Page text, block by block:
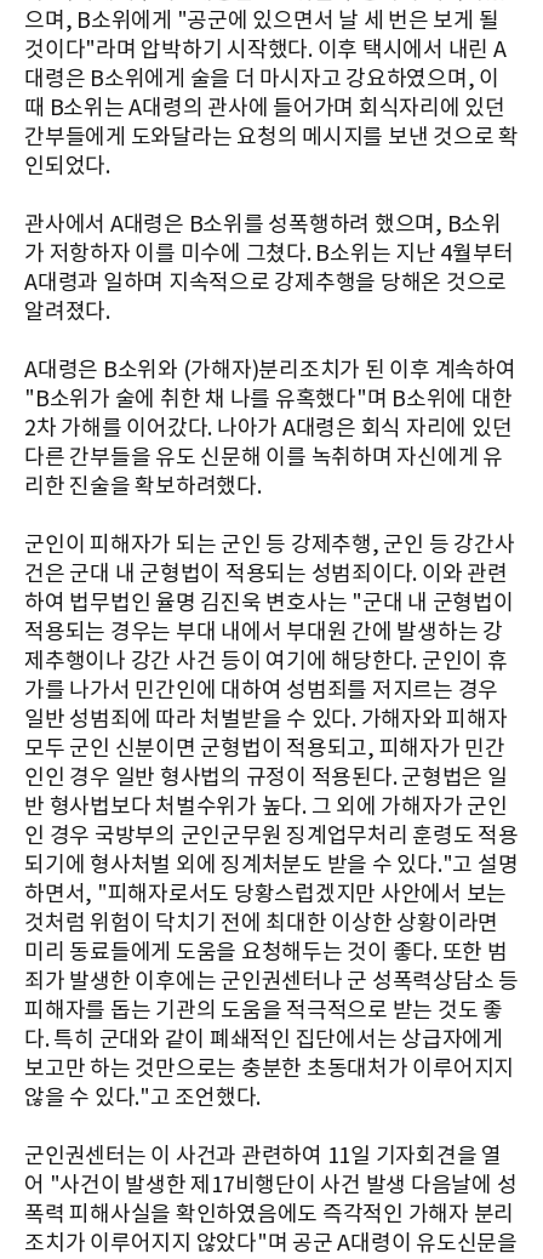
으며, B소위에게 "공군에 있으면서 날 세 번은 보게 될
것이다"라며 압박하기 시작했다. 이후 택시에서 내린 A
대령은 B소위에게 술을 더 마시자고 강요하였으며, 이
때 B소위는 A대령의 관사에 들어가며 회식자리에 있던
간부들에게 도와달라는 요청의 메시지를 보낸 것으로 확
인되었다.
관사에서 A대령은 B소위를 성폭행하려 했으며, B소위
가 저항하자 이를 미수에 그쳤다. B소위는 지난 4월부터
A대령과 일하며 지속적으로 강제추행을 당해온 것으로
알려졌다.
A대령은 B소위와 (가해자)분리조치가 된 이후 계속하여
"B소위가 술에 취한 채 나를 유혹했다"며 B소위에 대한
2차 가해를 이어갔다. 나아가 A대령은 회식 자리에 있던
다른 간부들을 유도 신문해 이를 녹취하며 자신에게 유
리한 진술을 확보하려했다.
군인이 피해자가 되는 군인 등 강제추행, 군인 등 강간사
건은 군대 내 군형법이 적용되는 성범죄이다. 이와 관련
하여 법무법인 율명 김진욱 변호사는 "군대 내 군형법이
적용되는 경우는 부대 내에서 부대원 간에 발생하는 강
제추행이나 강간 사건 등이 여기에 해당한다. 군인이 휴
가를 나가서 민간인에 대하여 성범죄를 저지르는 경우
일반 성범죄에 따라 처벌받을 수 있다. 가해자와 피해자
모두 군인 신분이면 군형법이 적용되고, 피해자가 민간
인인 경우 일반 형사법의 규정이 적용된다. 군형법은 일
반 형사법보다 처벌수위가 높다. 그 외에 가해자가 군인
인 경우 국방부의 군인군무원 징계업무처리 훈령도 적용
되기에 형사처벌 외에 징계처분도 받을 수 있다."고 설명
하면서, "피해자로서도 당황스럽겠지만 사안에서 보는
것처럼 위험이 닥치기 전에 최대한 이상한 상황이라면
미리 동료들에게 도움을 요청해두는 것이 좋다. 또한 범
죄가 발생한 이후에는 군인권센터나 군 성폭력상담소 등
피해자를 돕는 기관의 도움을 적극적으로 받는 것도 좋
다. 특히 군대와 같이 폐쇄적인 집단에서는 상급자에게
보고만 하는 것만으로는 충분한 초동대처가 이루어지지
않을 수 있다."고 조언했다.
군인권센터는 이 사건과 관련하여 11일 기자회견을 열
어 "사건이 발생한 제17비행단이 사건 발생 다음날에 성
폭력 피해사실을 확인하였음에도 즉각적인 가해자 분리
조치가 이루어지지 않았다"며 공군 A대령이 유도신문을